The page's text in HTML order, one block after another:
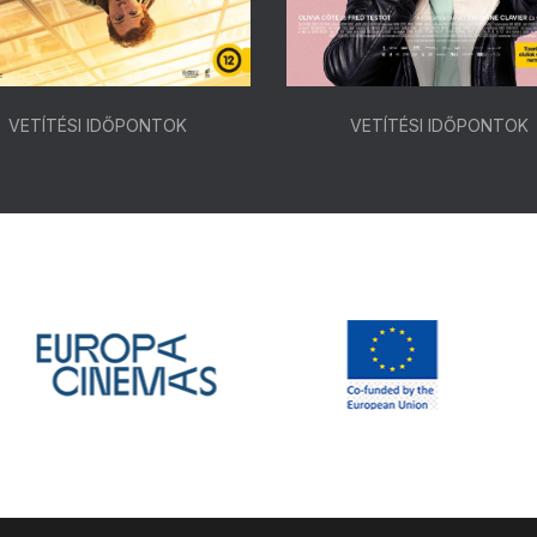
VETÍTÉSI IDŐPONTOK VETÍTÉSI IDŐPONTOK